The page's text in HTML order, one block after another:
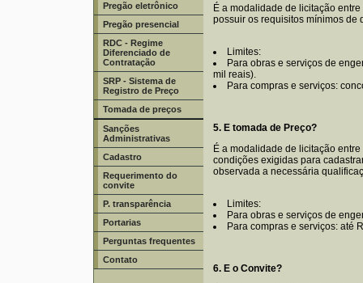
Pregão eletrônico
Pregão presencial
RDC - Regime
Diferenciado de
Contratação
SRP - Sistema de
Registro de Preço
Tomada de preços
Sanções
Administrativas
Cadastro
Requerimento do
convite
P. transparência
Portarias
Perguntas frequentes
Contato
É a modalidade de licitação
possuir os requisitos mínimos de
Limites:
Para obras e serviços de
mil reais).
Para compras e serviços:
5. E tomada de Preço?
É a modalidade de licitação
condições exigidas para
observada a necessária
Limites:
Para obras e serviços de
Para compras e serviços: até
6. E o Convite?